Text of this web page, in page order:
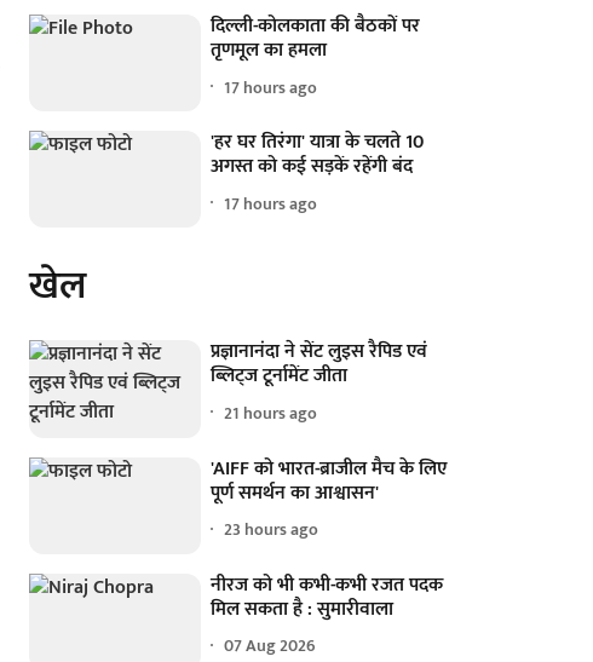
दिल्ली-कोलकाता की बैठकों पर
तृणमूल का हमला
17 hours ago
'हर घर तिरंगा' यात्रा के चलते 10
अगस्त को कई सड़कें रहेंगी बंद
17 hours ago
खेल
प्रज्ञानानंदा ने सेंट लुइस रैपिड एवं
ब्लिट्ज टूर्नामेंट जीता
21 hours ago
'AIFF को भारत-ब्राजील मैच के लिए
पूर्ण समर्थन का आश्वासन'
23 hours ago
नीरज को भी कभी-कभी रजत पदक
मिल सकता है : सुमारीवाला
07 Aug 2026